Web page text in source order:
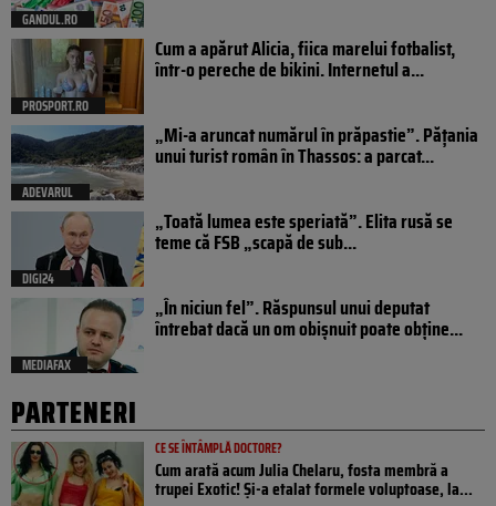
GANDUL.RO
PROSPORT.RO
Cum a apărut Alicia, fiica marelui fotbalist,
într-o pereche de bikini. Internetul a...
ADEVARUL
„Mi-a aruncat numărul în prăpastie”. Pățania
unui turist român în Thassos: a parcat...
DIGI24
„Toată lumea este speriată”. Elita rusă se
teme că FSB „scapă de sub...
MEDIAFAX
„În niciun fel”. Răspunsul unui deputat
întrebat dacă un om obișnuit poate obține...
PARTENERI
CE SE ÎNTÂMPLĂ DOCTORE?
Cum arată acum Julia Chelaru, fosta membră a
trupei Exotic! Și-a etalat formele voluptoase, la...